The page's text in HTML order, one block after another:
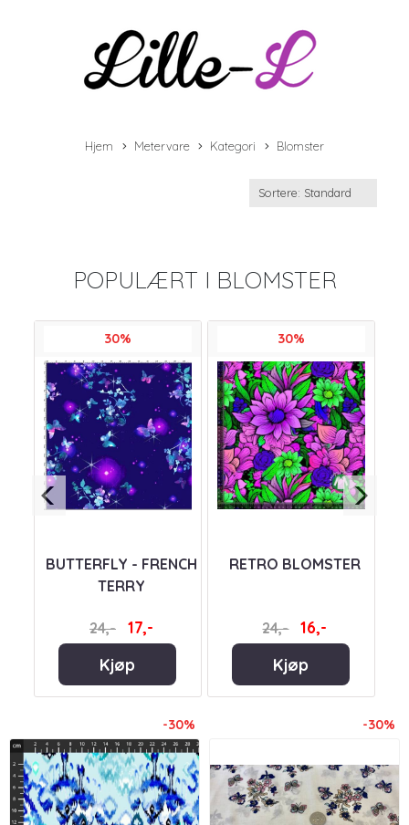
Hjem Metervare Kategori Blomster
POPULÆRT I BLOMSTER
30%
BUTTERFLY - FRENCH
TERRY
24,-
17,-
Kjøp
30%
RETRO BLOMSTER
24,-
16,-
Kjøp
-30% -30%